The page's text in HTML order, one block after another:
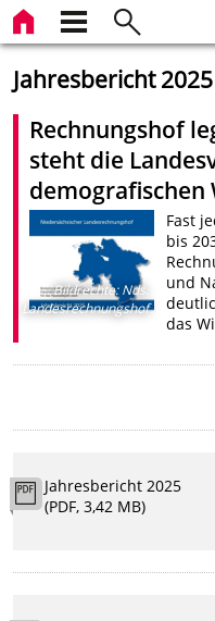
Jahresbericht 2025
Rechnungshof
steht die
demografischen
Bildrechte:Nds.
Landesrechnungshof
Fast
bis
und
das
Jahresbericht 2025
(PDF, 3,42 MB)